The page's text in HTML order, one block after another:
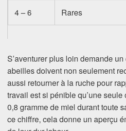
4 – 6 Rares
S’aventurer plus loin demande
abeilles doivent non seulement
aussi retourner à la ruche pour
travail est si pénible qu’une
0,8 gramme de miel durant toute
ce chiffre, cela donne un aperçu